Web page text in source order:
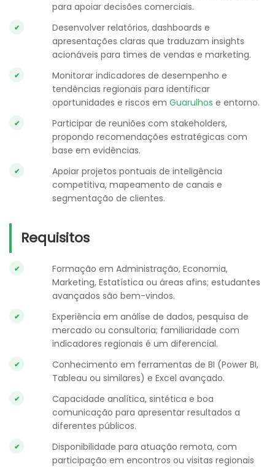
para apoiar decisões comerciais.
Desenvolver relatórios, dashboards e
apresentações claras que traduzam insights
acionáveis para times de vendas e marketing.
Monitorar indicadores de desempenho e
tendências regionais para identificar
oportunidades e riscos em Guarulhos e entorno.
Participar de reuniões com stakeholders,
propondo recomendações estratégicas com
base em evidências.
Apoiar projetos pontuais de inteligência
competitiva, mapeamento de canais e
segmentação de clientes.
Requisitos
Formação em Administração, Economia,
Marketing, Estatística ou áreas afins; estudantes
avançados são bem-vindos.
Experiência em análise de dados, pesquisa de
mercado ou consultoria; familiaridade com
indicadores regionais é um diferencial.
Conhecimento em ferramentas de BI (Power BI,
Tableau ou similares) e Excel avançado.
Capacidade analítica, sintética e boa
comunicação para apresentar resultados a
diferentes públicos.
Disponibilidade para atuação remota, com
participação em encontros ou visitas regionais